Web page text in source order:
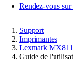
Rendez-vous
Support
Imprimantes
Lexmark MX811
Guide de